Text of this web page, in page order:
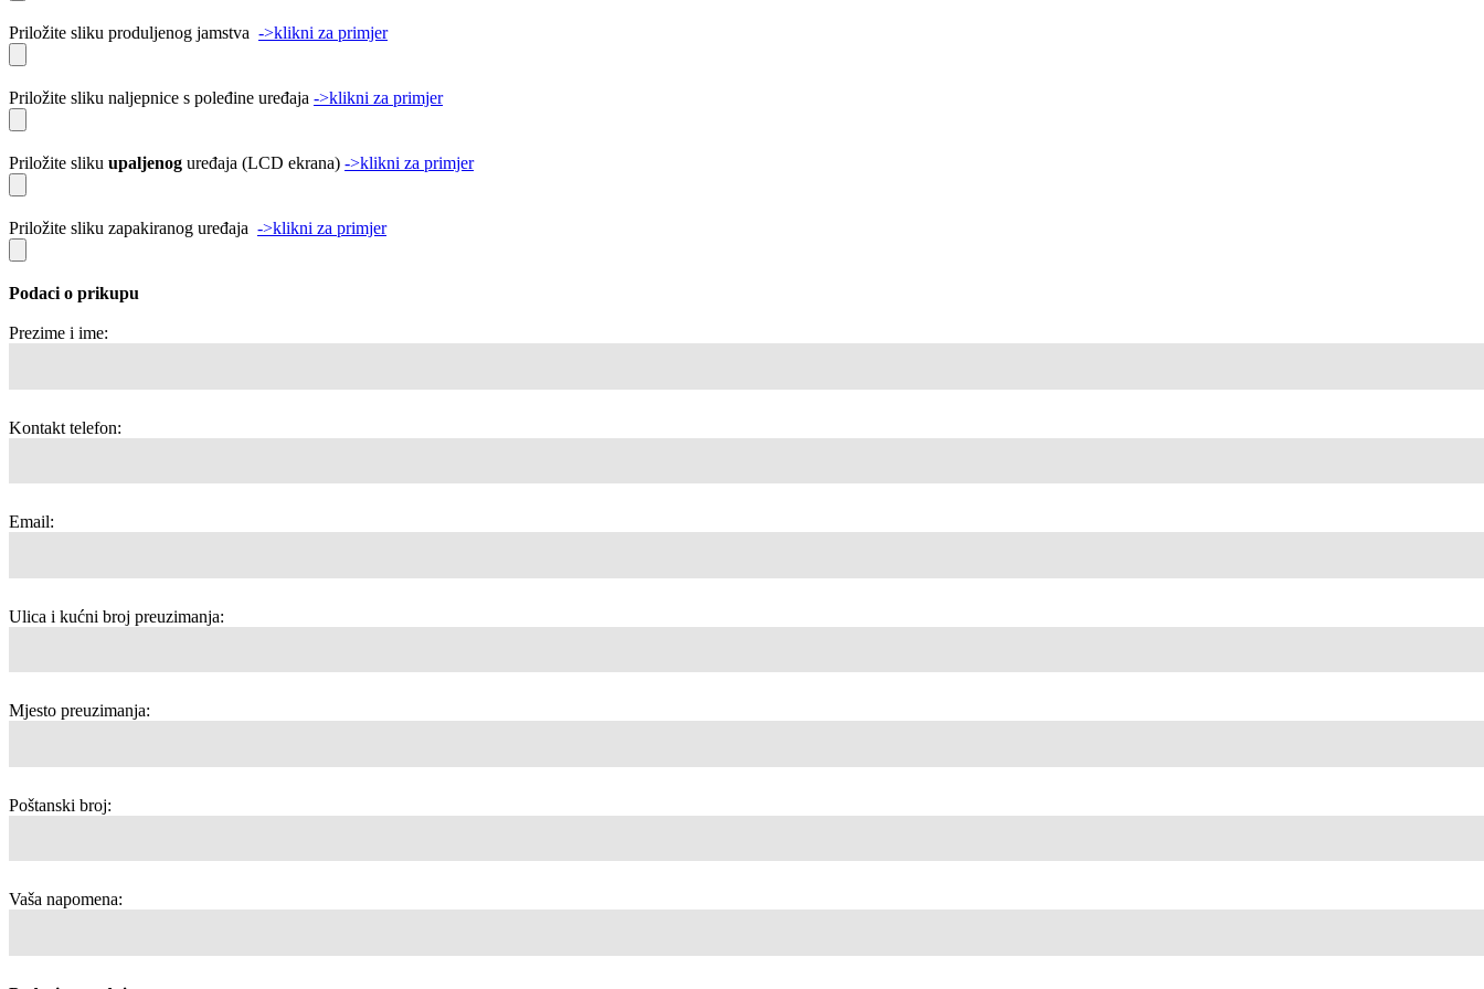
Priložite sliku produljenog jamstva ->klikni za primjer
Priložite sliku naljepnice s poleđine uređaja ->klikni za primjer
Priložite sliku upaljenog uređaja (LCD ekrana) ->klikni za primjer
Priložite sliku zapakiranog uređaja ->klikni za primjer
Podaci o prikupu
Prezime i ime:
Kontakt telefon:
Email:
Ulica i kućni broj preuzimanja:
Mjesto preuzimanja:
Poštanski broj:
Vaša napomena: